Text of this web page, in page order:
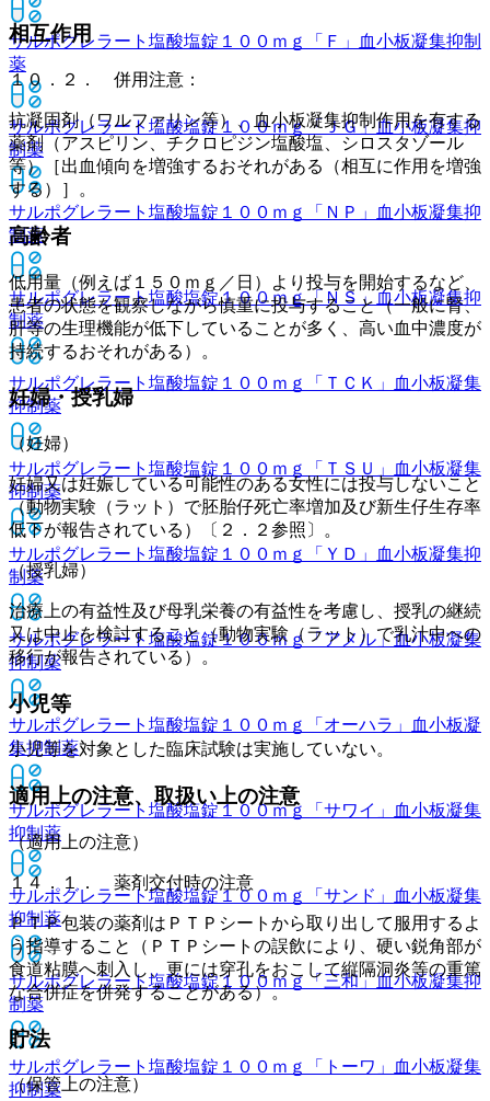
サルポグレラート塩酸塩錠１００ｍｇ「Ｆ」
血小板凝集抑制
薬
サルポグレラート塩酸塩錠１００ｍｇ「ＪＧ」血小板凝集抑
制薬
サルポグレラート塩酸塩錠１００ｍｇ「ＮＰ」
血小板凝集抑
制薬
サルポグレラート塩酸塩錠１００ｍｇ「ＮＳ」 血小板凝集抑
制薬
サルポグレラート塩酸塩錠１００ｍｇ「ＴＣＫ」
血小板凝集
抑制薬
サルポグレラート塩酸塩錠１００ｍｇ「ＴＳＵ」
血小板凝集
抑制薬
サルポグレラート塩酸塩錠１００ｍｇ「ＹＤ」
血小板凝集抑
制薬
サルポグレラート塩酸塩錠１００ｍｇ「アメル」血小板凝集
抑制薬
サルポグレラート塩酸塩錠１００ｍｇ「オーハラ」
血小板凝
集抑制薬
サルポグレラート塩酸塩錠１００ｍｇ「サワイ」
血小板凝集
抑制薬
サルポグレラート塩酸塩錠１００ｍｇ「サンド」
血小板凝集
抑制薬
サルポグレラート塩酸塩錠１００ｍｇ「三和」血小板凝集抑
制薬
サルポグレラート塩酸塩錠１００ｍｇ「トーワ」
血小板凝集
抑制薬
相互作用
１０．２． 併用注意：
抗凝固剤（ワルファリン等）、血小板凝集抑制作用を有する
薬剤（アスピリン、チクロピジン塩酸塩、シロスタゾール
等）［出血傾向を増強するおそれがある（相互に作用を増強
する）］。
高齢者
低用量（例えば１５０ｍｇ／日）より投与を開始するなど、
患者の状態を観察しながら慎重に投与すること（一般に腎、
肝等の生理機能が低下していることが多く、高い血中濃度が
持続するおそれがある）。
妊婦・授乳婦
（妊婦）
妊婦又は妊娠している可能性のある女性には投与しないこと
（動物実験（ラット）で胚胎仔死亡率増加及び新生仔生存率
低下が報告されている）〔２．２参照〕。
（授乳婦）
治療上の有益性及び母乳栄養の有益性を考慮し、授乳の継続
又は中止を検討すること（動物実験（ラット）で乳汁中への
移行が報告されている）。
小児等
小児等を対象とした臨床試験は実施していない。
適用上の注意、取扱い上の注意
（適用上の注意）
１４．１． 薬剤交付時の注意
ＰＴＰ包装の薬剤はＰＴＰシートから取り出して服用するよ
う指導すること（ＰＴＰシートの誤飲により、硬い鋭角部が
食道粘膜へ刺入し、更には穿孔をおこして縦隔洞炎等の重篤
な合併症を併発することがある）。
貯法
（保管上の注意）